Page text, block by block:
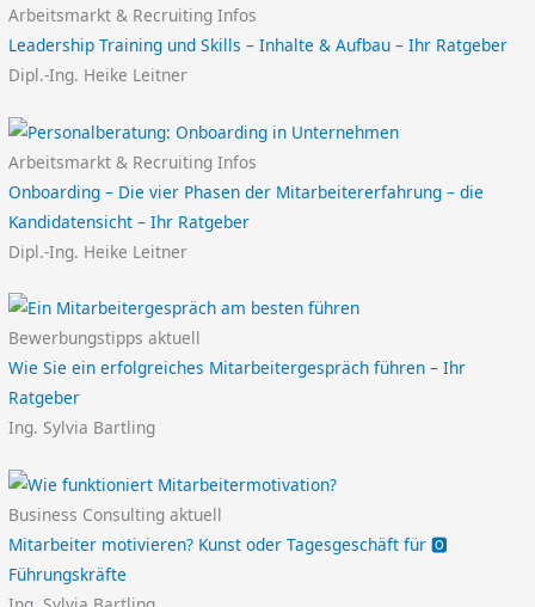
Arbeitsmarkt & Recruiting Infos
Leadership Training und Skills – Inhalte & Aufbau – Ihr Ratgeber
Dipl.-Ing. Heike Leitner
Arbeitsmarkt & Recruiting Infos
Onboarding – Die vier Phasen der Mitarbeitererfahrung – die
Kandidatensicht – Ihr Ratgeber
Dipl.-Ing. Heike Leitner
Bewerbungstipps aktuell
Wie Sie ein erfolgreiches Mitarbeitergespräch führen – Ihr
Ratgeber
Ing. Sylvia Bartling
Business Consulting aktuell
Mitarbeiter motivieren? Kunst oder Tagesgeschäft für 🅾️
Führungskräfte